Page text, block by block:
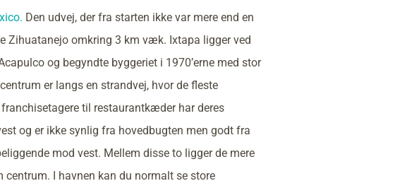
Den udvej, der fra starten ikke var mere end en
Zihuatanejo omkring 3 km væk. Ixtapa ligger ved
og begyndte byggeriet i 1970’erne med stor
er langs en strandvej, hvor de fleste
til restaurantkæder har deres
og er ikke synlig fra hovedbugten men godt fra
mod vest. Mellem disse to ligger de mere
I havnen kan du normalt se store